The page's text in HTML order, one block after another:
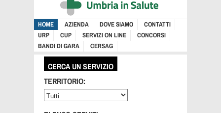
HOME AZIENDA DOVE SIAMO
CONTATTI
URP
CUP SERVIZI ON LINE
CONCORSI
BANDI DI GARA
CERSAG
CERCA UN SERVIZIO
TERRITORIO: